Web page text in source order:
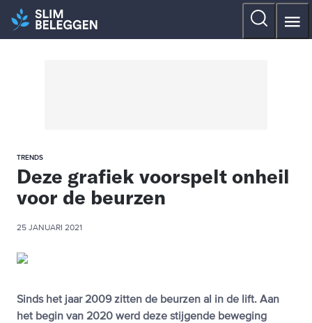
TRENDS
Deze grafiek voorspelt onheil
voor de beurzen
25 JANUARI 2021
Sinds het jaar 2009 zitten de beurzen al in de lift. Aan
het begin van 2020 werd deze stijgende beweging